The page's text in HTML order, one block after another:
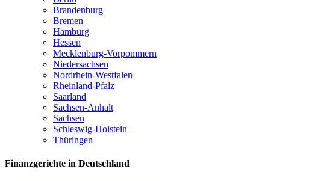
Brandenburg
Bremen
Hamburg
Hessen
Mecklenburg-Vorpommern
Niedersachsen
Nordrhein-Westfalen
Rheinland-Pfalz
Saarland
Sachsen-Anhalt
Sachsen
Schleswig-Holstein
Thüringen
Finanzgerichte in Deutschland